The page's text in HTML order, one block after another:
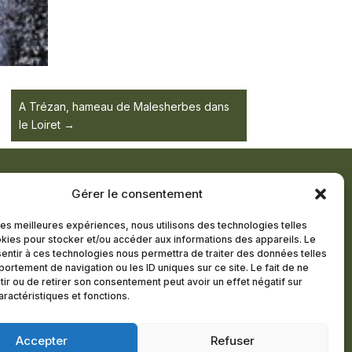
Gérer le consentement
meilleures expériences, nous utilisons des technologies telles
pour stocker et/ou accéder aux informations des appareils. Le
à ces technologies nous permettra de traiter des données telles
de navigation ou les ID uniques sur ce site. Le fait de ne
ou de retirer son consentement peut avoir un effet négatif sur
et fonctions.
Accepter Refuser
A Trézan, hameau de Malesherbes dans
le Loiret
D’INFORMATION
MEMBRE
générales Politique de cookies (UE)